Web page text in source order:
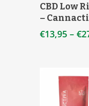
CBD Low
–
€13,95 – €